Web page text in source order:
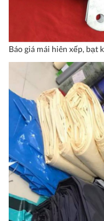
Báo giá mái hiên xếp, bạt